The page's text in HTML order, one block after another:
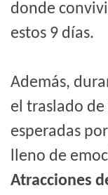
donde
estos 9 días.
Además,
el traslado de
esperadas
lleno de
Atracciones